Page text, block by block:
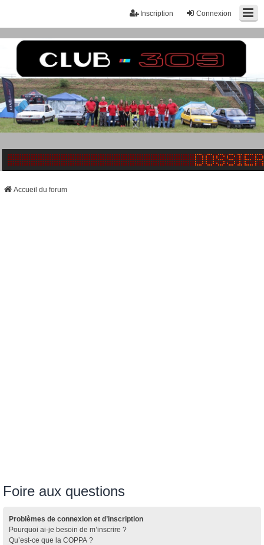
Connexion
Inscription
Accueil du forum
Foire aux questions
Problèmes de connexion et d’inscription
Pourquoi ai-je besoin de m’inscrire ?
Qu’est-ce que la COPPA ?